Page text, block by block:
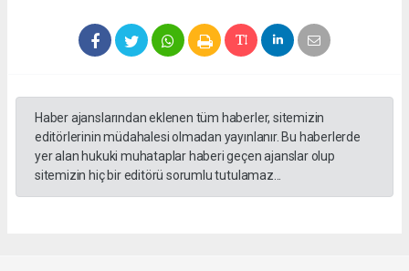
Haber ajanslarından eklenen tüm haberler, sitemizin
editörlerinin müdahalesi olmadan yayınlanır. Bu haberlerde
yer alan hukuki muhataplar haberi geçen ajanslar olup
sitemizin hiç bir editörü sorumlu tutulamaz...